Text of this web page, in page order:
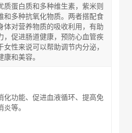
质蛋白质和多种维生素，紫米则
和多种抗氧化物质。两者搭配食
体对营养物质的吸收利用，有助
，促进肠道健康，预防心血管疾
女性来说可以帮助调节内分泌，
和美容。
化功能、促进血液循环、提高免
等。